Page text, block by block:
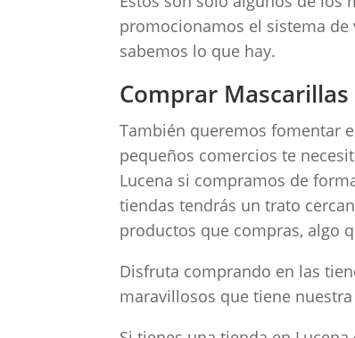
promocionamos el sistema de
sabemos lo que hay.
Comprar
También queremos fomentar
pequeños comercios te
Lucena si compramos de
tiendas tendrás un trato
productos que compras, algo
Disfruta comprando en las
maravillosos que tiene